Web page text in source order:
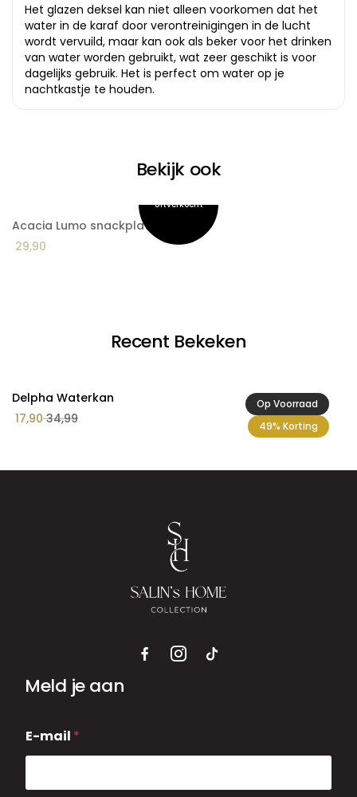
Het glazen deksel kan niet alleen voorkomen dat het
water in de karaf door verontreinigingen in de lucht
wordt vervuild, maar kan ook als beker voor het drinken
van water worden gebruikt, wat zeer geschikt is voor
dagelijks gebruik. Het is perfect om water op je
nachtkastje te houden.
Bekijk ook
Acacia Lumo snackplateau
29,90
Recent Bekeken
Op Voorraad
49% Korting
Delpha Waterkan
17,9034,99
Meld je aan
-
m
i
E-mail *